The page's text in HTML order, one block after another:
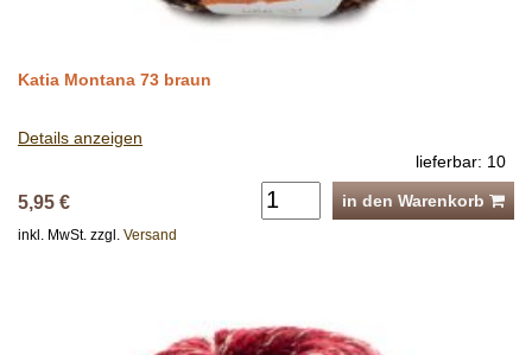
Katia Montana 73 braun
Details anzeigen
lieferbar: 10
5,95 € in den Warenkorb
inkl. MwSt. zzgl. Versand